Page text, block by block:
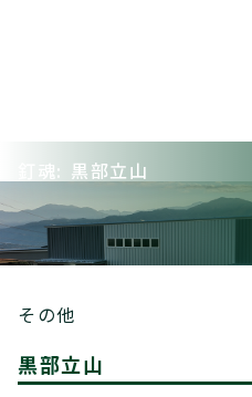
釘魂: 黒部立山
その他
黒部立山